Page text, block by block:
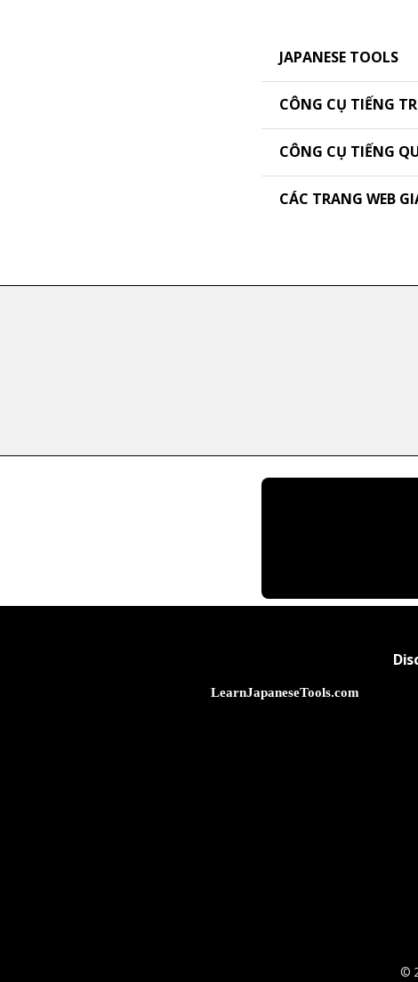
JAPANESE TOOLS
CÔNG CỤ TIẾNG
CÔNG CỤ TIẾNG
CÁC TRANG WEB
©